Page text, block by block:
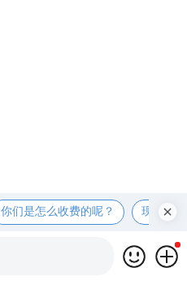
你们是怎么收费的呢？ 现在有